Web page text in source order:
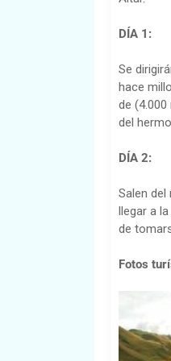
DÍA 1:
Se
hace
de
del
DÍA 2:
Salen
llegar a
de
Fotos